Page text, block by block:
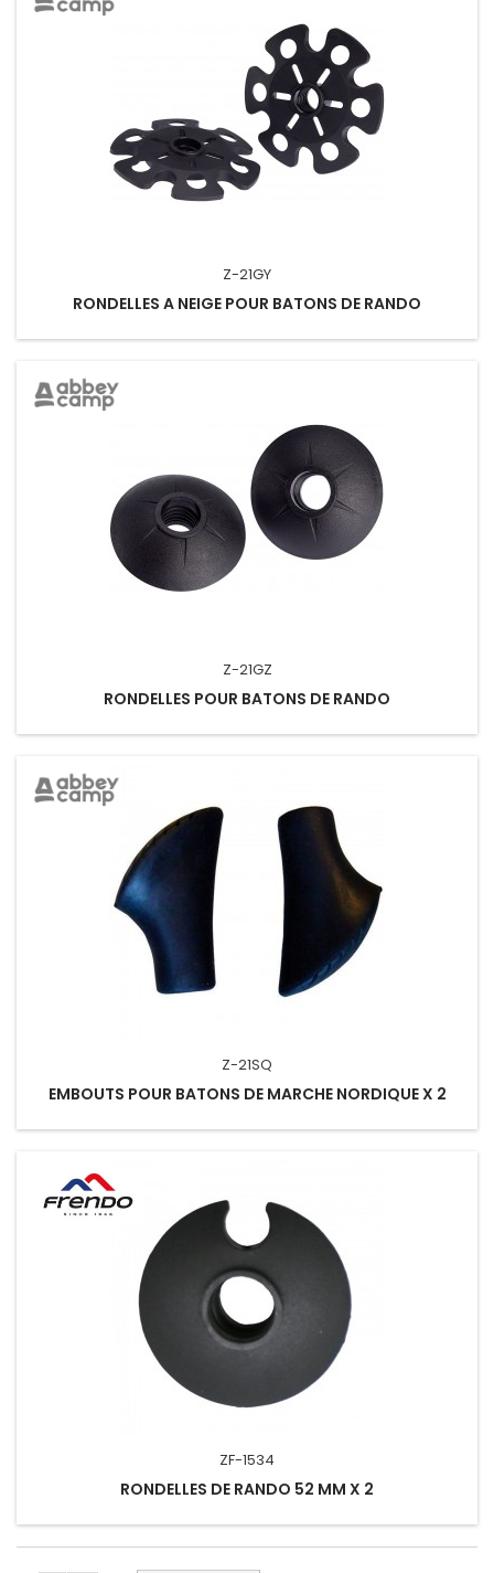
Z-21GY
RONDELLES A NEIGE POUR BATONS DE RANDO
Z-21GZ
RONDELLES POUR BATONS DE RANDO
Z-21SQ
EMBOUTS POUR BATONS DE MARCHE NORDIQUE X 2
ZF-1534
RONDELLES DE RANDO 52 MM X 2